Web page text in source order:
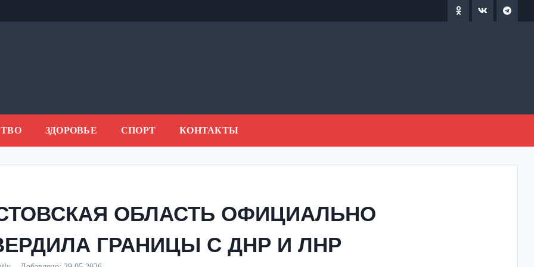
ЗДОРОВЬЕ СПОРТ КОНТАКТЫ
ОБЛАСТЬ ОФИЦИАЛЬНО
ГРАНИЦЫ С ДНР И ЛНР